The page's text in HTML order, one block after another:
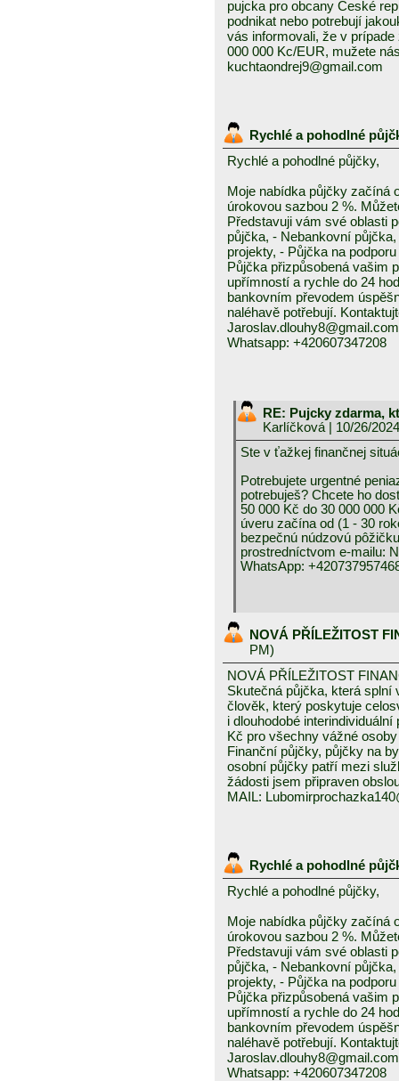
pujcka pro obcany Ceské
podnikat nebo potrebují
vás informovali, že v
000 000 Kc/EUR, mužete
kuchtaondrej9@gmail.com
Rychlé a pohodlné
Rychlé a pohodlné půjčky,
Moje nabídka půjčky začíná
úrokovou sazbou 2 %.
Představuji vám své oblasti
půjčka, - Nebankovní
projekty, - Půjčka na
Půjčka přizpůsobená vašim
upřímností a rychle do 24
bankovním převodem
naléhavě potřebují.
Jaroslav.dlouhy8@gmail.com
Whatsapp: +420607347208
RE: Pujcky zdarma,
Karlíčková | 10/26/
Ste v ťažkej finančnej
Potrebujete urgentné
potrebuješ? Chcete ho
50 000 Kč do 30 000 000
úveru začína od (1 - 30
bezpečnú núdzovú
prostredníctvom e-mailu:
WhatsApp:
NOVÁ PŘÍLEŽITOST
PM)
NOVÁ PŘÍLEŽITOST
Skutečná půjčka, která
člověk, který poskytuje
i dlouhodobé
Kč pro všechny vážné
Finanční půjčky, půjčky na
osobní půjčky patří mezi
žádosti jsem připraven
MAIL:
Rychlé a pohodlné
Rychlé a pohodlné půjčky,
Moje nabídka půjčky začíná
úrokovou sazbou 2 %.
Představuji vám své oblasti
půjčka, - Nebankovní
projekty, - Půjčka na
Půjčka přizpůsobená vašim
upřímností a rychle do 24
bankovním převodem
naléhavě potřebují.
Jaroslav.dlouhy8@gmail.com
Whatsapp: +420607347208